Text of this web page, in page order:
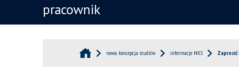
pracownik
nowa koncepcja studiów informacje NKS Zaprosić